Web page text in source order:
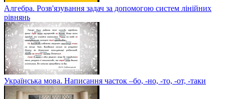
Алгебра. Розв'язування задач за допомогою систем лінійних
рівнянь
Українська мова. Написання часток –бо, -но, -то, -от, -таки